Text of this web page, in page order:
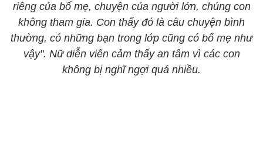
riêng của bố mẹ, chuyện của người lớn, chúng con
không tham gia. Con thấy đó là câu chuyện bình
thường, có những bạn trong lớp cũng có bố mẹ như
vậy". Nữ diễn viên cảm thấy an tâm vì các con
không bị nghĩ ngợi quá nhiều.